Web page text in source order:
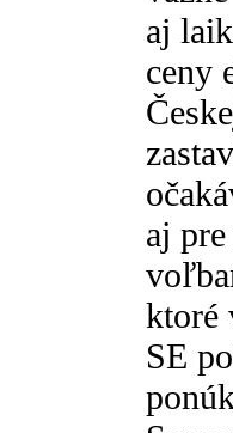
aj
ceny
aj
ktoré
SE